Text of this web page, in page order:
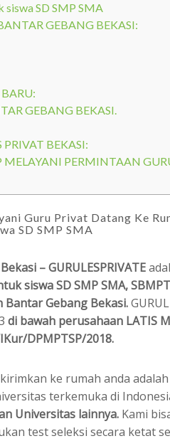
siswa SD SMP SMA
GEBANG BEKASI:
GEBANG BEKASI.
PRIVAT BEKASI:
MELAYANI PERMINTAAN
Guru Privat Datang Ke
SD SMP SMA
– GURULESPRIVATE
siswa SD SMP SMA,
Gebang Bekasi.
di bawah perusahaan LATIS
DPMPTSP/2018.
ke rumah anda adalah
terkemuka di
Universitas lainnya. Kami
test seleksi secara ketat